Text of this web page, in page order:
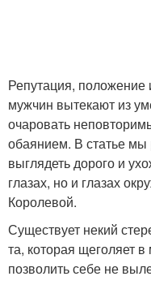
Репутация,
мужчин вытекают из
очаровать
обаянием. В статье
выглядеть дорого и
глазах, но и глазах
Королевой.
Существует некий
та, которая щеголяет
позволить себе не